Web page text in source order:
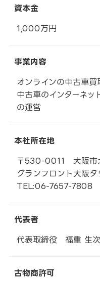
資本金
1,000万円
事業内容
オンラインの中古車買
中古車のインターネッ
の運営
本社所在地
〒530-0011 大阪市
グランフロント大阪
TEL:06-7657-7808
代表者
代表取締役 福重 生
古物商許可